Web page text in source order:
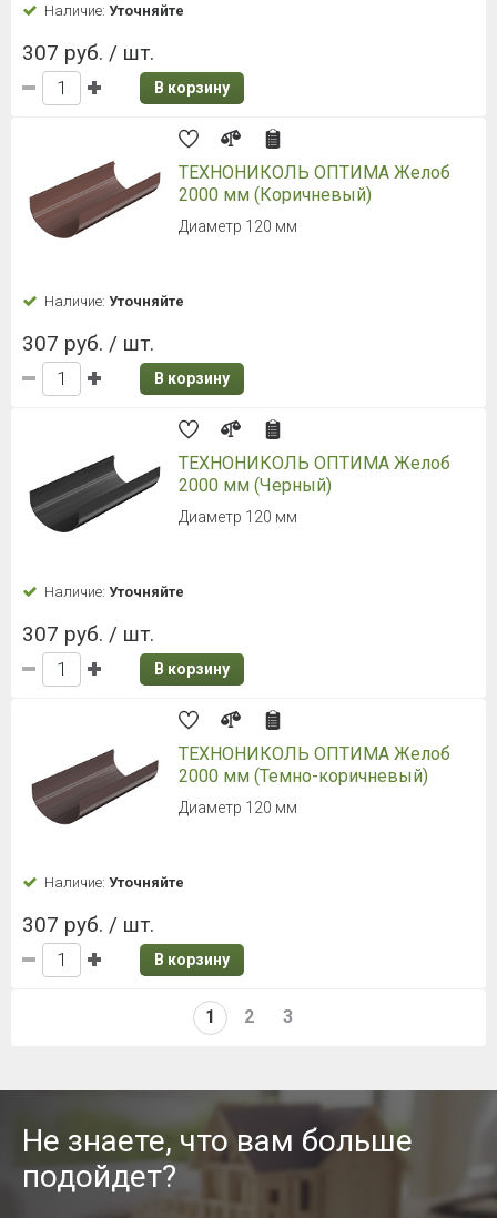
Наличие: Уточняйте
307 руб. / шт.
В корзину
ТЕХНОНИКОЛЬ ОПТИМА Желоб
2000 мм (Коричневый)
Диаметр 120 мм
Наличие: Уточняйте
307 руб. / шт.
В корзину
ТЕХНОНИКОЛЬ ОПТИМА Желоб
2000 мм (Черный)
Диаметр 120 мм
Наличие: Уточняйте
307 руб. / шт.
В корзину
ТЕХНОНИКОЛЬ ОПТИМА Желоб
2000 мм (Темно-коричневый)
Диаметр 120 мм
Наличие: Уточняйте
307 руб. / шт.
В корзину
1 2 3
Не знаете, что вам больше
подойдет?